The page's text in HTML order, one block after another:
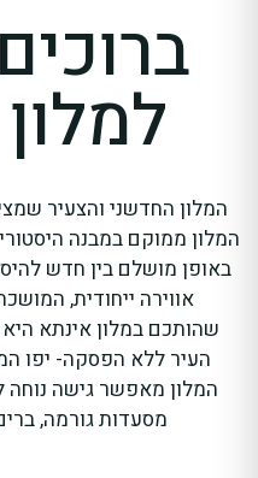
המלון החדשני והצעיר
המלון ממוקם במבנה
באופן מושלם בין חדש
אווירה ייחודית,
שהותכם במלון אינתא
העיר ללא הפסקה- יפו
המלון מאפשר גישה נוחה
מסעדות גורמה,